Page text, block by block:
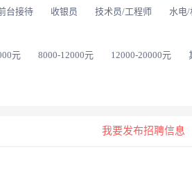
台接待 收银员 技术员/工程师 水电/
元 8000-12000元 12000-20000元
我要发布招聘信息